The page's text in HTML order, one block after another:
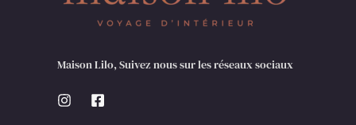
Maison Lilo, Suivez nous sur les réseaux sociaux